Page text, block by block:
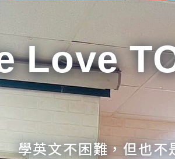
Love
學英文不困難，但也不